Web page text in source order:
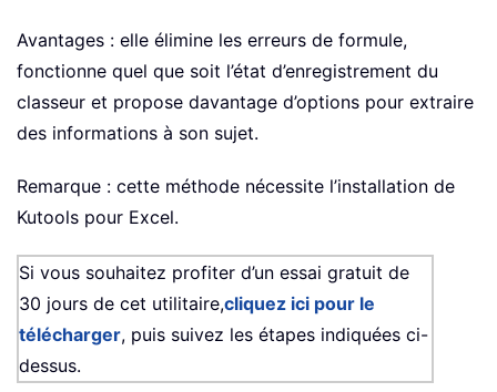
Avantages : elle élimine les erreurs de formule,
fonctionne quel que soit l’état d’enregistrement du
classeur et propose davantage d’options pour extraire
des informations à son sujet.
Remarque : cette méthode nécessite l’installation de
Kutools pour Excel.
Si vous souhaitez profiter d’un essai gratuit de
30 jours de cet utilitaire,cliquez ici pour le
télécharger, puis suivez les étapes indiquées ci-
dessus.